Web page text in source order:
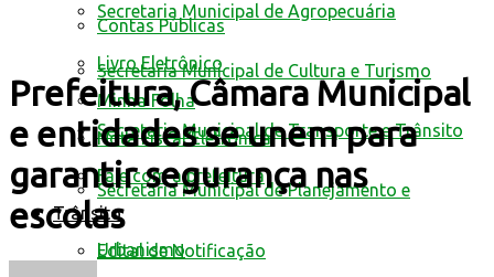
Contas Públicas
Livro Eletrônico
Minha Folha
Nota Fiscal Eletrônica
Fale com a prefeitura
Trânsito
Edital de Notificação
Secretaria Municipal de Agropecuária
Secretaria Municipal de Cultura e Turismo
Secretaria Municipal de Transporte e Trânsito
Secretaria Municipal de Planejamento e
Urbanismo
Prefeitura, Câmara Municipal
e entidades se unem para
garantir segurança nas
escolas